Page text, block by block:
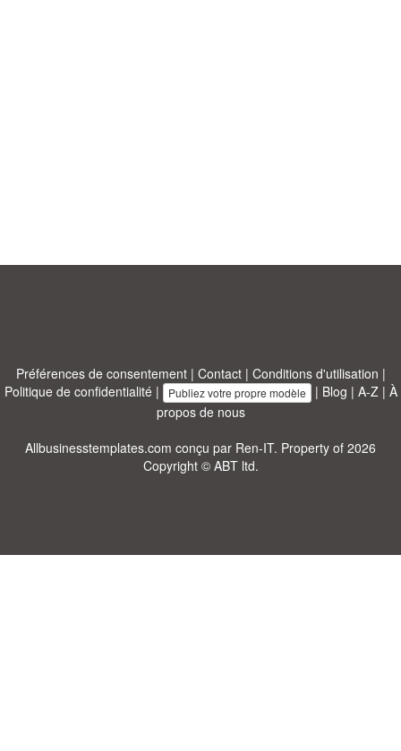
Préférences de consentement| Contact| Conditions d'utilisation |
Politique de confidentialité| Publiez votre propre modèle | Blog | A-Z| À
propos de nous
Allbusinesstemplates.com conçu par Ren-IT. Property of 2026
Copyright © ABT ltd.